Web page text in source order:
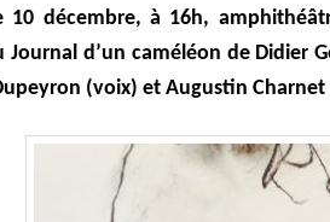
10 décembre, à 16h,
Journal d’un caméléon de Didier
(voix) et Augustin